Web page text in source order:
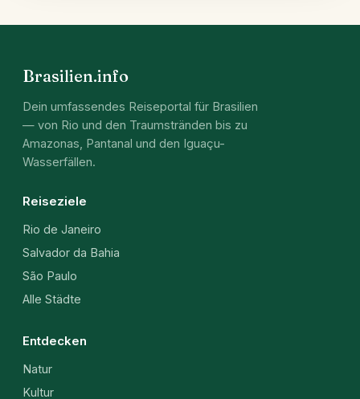
Brasilien.info
Dein umfassendes Reiseportal für Brasilien
— von Rio und den Traumstränden bis zu
Amazonas, Pantanal und den Iguaçu-
Wasserfällen.
Reiseziele
Rio de Janeiro
Salvador da Bahia
São Paulo
Alle Städte
Entdecken
Natur
Kultur